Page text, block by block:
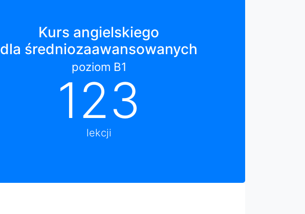
Kurs angielskiego
dla średniozaawansowanych
poziom B1
123
lekcji